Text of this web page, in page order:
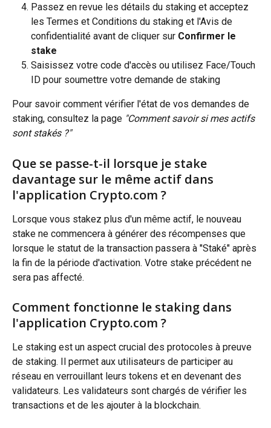
Passez en revue les détails du staking et acceptez
les Termes et Conditions du staking et l'Avis de
confidentialité avant de cliquer sur Confirmer le
stake
Saisissez votre code d'accès ou utilisez Face/Touch
ID pour soumettre votre demande de staking
Pour savoir comment vérifier l'état de vos demandes de
staking, consultez la page "Comment savoir si mes actifs
sont stakés ?"
Que se passe-t-il lorsque je stake
davantage sur le même actif dans
l'application Crypto.com ?
Lorsque vous stakez plus d'un même actif, le nouveau
stake ne commencera à générer des récompenses que
lorsque le statut de la transaction passera à "Staké" après
la fin de la période d'activation. Votre stake précédent ne
sera pas affecté.
Comment fonctionne le staking dans
l'application Crypto.com ?
Le staking est un aspect crucial des protocoles à preuve
de staking. Il permet aux utilisateurs de participer au
réseau en verrouillant leurs tokens et en devenant des
validateurs. Les validateurs sont chargés de vérifier les
transactions et de les ajouter à la blockchain.